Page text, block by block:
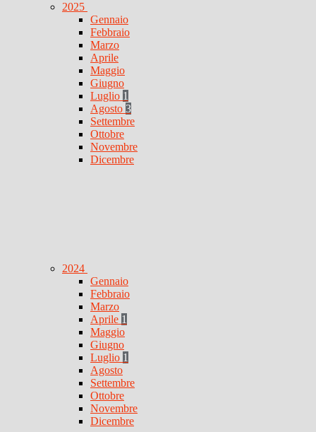
2025
Gennaio
Febbraio
Marzo
Aprile
Maggio
Giugno
Luglio 1
Agosto 3
Settembre
Ottobre
Novembre
Dicembre
2024
Gennaio
Febbraio
Marzo
Aprile 1
Maggio
Giugno
Luglio 1
Agosto
Settembre
Ottobre
Novembre
Dicembre